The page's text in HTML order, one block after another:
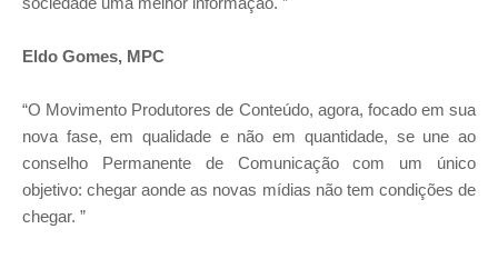
Eldo Gomes, MPC
“O Movimento Produtores de Conteúdo, agora, focado em sua
nova fase, em qualidade e não em quantidade, se une ao
conselho Permanente de Comunicação com um único
objetivo: chegar aonde as novas mídias não tem condições de
chegar. ”